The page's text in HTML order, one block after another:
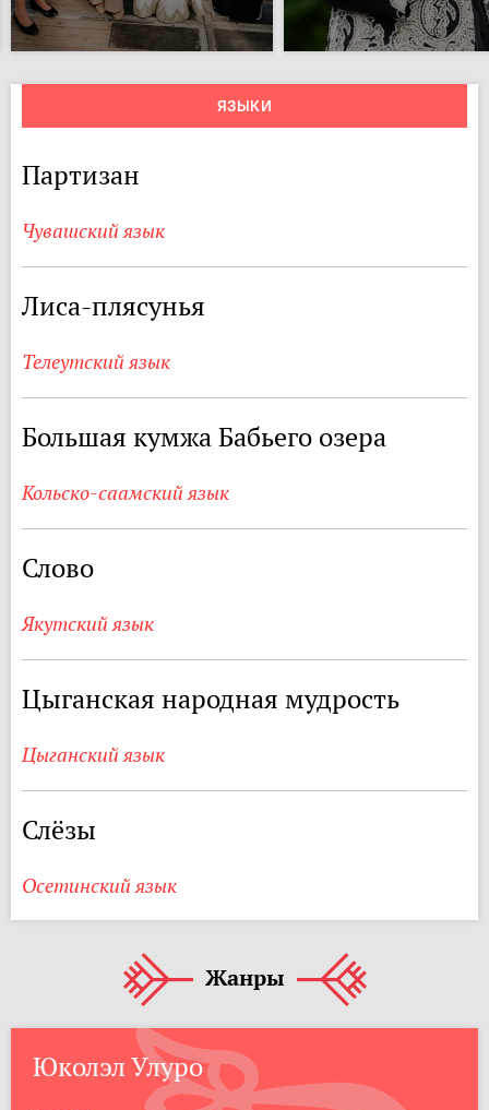
ЯЗЫКИ
Партизан
Чувашский язык
Лиса-плясунья
Телеутский язык
Большая кумжа Бабьего озера
Кольско-саамский язык
Слово
Якутский язык
Цыганская народная мудрость
Цыганский язык
Слёзы
Осетинский язык
Жанры
Юколэл Улуро